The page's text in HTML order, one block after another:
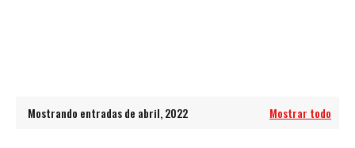
Mostrando entradas de abril, 2022 Mostrar todo